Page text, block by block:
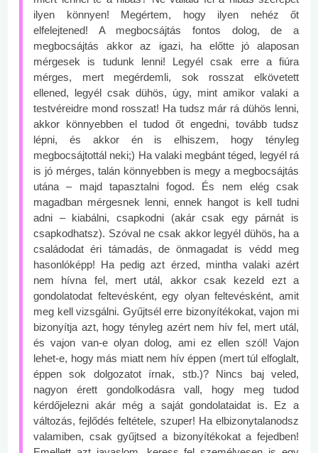
ilyen könnyen! Megértem, hogy ilyen nehéz őt
elfelejtened! A megbocsájtás fontos dolog, de a
megbocsájtás akkor az igazi, ha előtte jó alaposan
mérgesek is tudunk lenni! Legyél csak erre a fiúra
mérges, mert megérdemli, sok rosszat elkövetett
ellened, legyél csak dühös, úgy, mint amikor valaki a
testvéreidre mond rosszat! Ha tudsz már rá dühös lenni,
akkor könnyebben el tudod őt engedni, tovább tudsz
lépni, és akkor én is elhiszem, hogy tényleg
megbocsájtottál neki;) Ha valaki megbánt téged, legyél rá
is jó mérges, talán könnyebben is megy a megbocsájtás
utána – majd tapasztalni fogod. És nem elég csak
magadban mérgesnek lenni, ennek hangot is kell tudni
adni – kiabálni, csapkodni (akár csak egy párnát is
csapkodhatsz). Szóval ne csak akkor legyél dühös, ha a
családodat éri támadás, de önmagadat is védd meg
hasonlóképp! Ha pedig azt érzed, mintha valaki azért
nem hívna fel, mert utál, akkor csak kezeld ezt a
gondolatodat feltevésként, egy olyan feltevésként, amit
meg kell vizsgálni. Gyűjtsél erre bizonyítékokat, vajon mi
bizonyítja azt, hogy tényleg azért nem hív fel, mert utál,
és vajon van-e olyan dolog, ami ez ellen szól! Vajon
lehet-e, hogy más miatt nem hív éppen (mert túl elfoglalt,
éppen sok dolgozatot írnak, stb.)? Nincs baj veled,
nagyon érett gondolkodásra vall, hogy meg tudod
kérdőjelezni akár még a saját gondolataidat is. Ez a
változás, fejlődés feltétele, szuper! Ha elbizonytalanodsz
valamiben, csak gyűjtsed a bizonyítékokat a fejedben!